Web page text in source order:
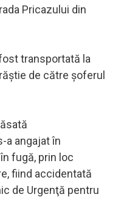
Pricazului din
transportată la
de către şoferul
a angajat în
fugă, prin loc
fiind accidentată
de Urgenţă pentru